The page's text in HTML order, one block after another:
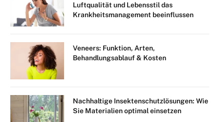
Luftqualität und Lebensstil das
Krankheitsmanagement beeinflussen
Veneers: Funktion, Arten,
Behandlungsablauf & Kosten
Nachhaltige Insektenschutzlösungen: Wie
Sie Materialien optimal einsetzen